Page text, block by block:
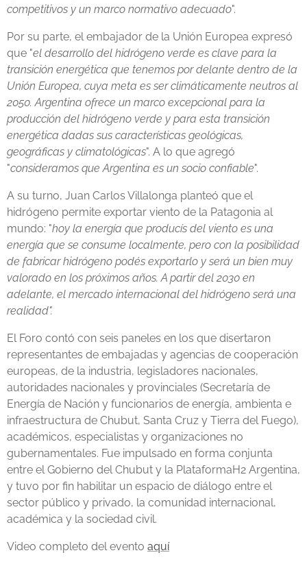
competitivos y un marco normativo adecuado".
Por su parte, el embajador de la Unión Europea expresó
que "el desarrollo del hidrógeno verde es clave para la
transición energética que tenemos por delante dentro de la
Unión Europea, cuya meta es ser climáticamente neutros al
2050. Argentina ofrece un marco excepcional para la
producción del hidrógeno verde y para esta transición
energética dadas sus características geológicas,
geográficas y climatológicas". A lo que agregó
"consideramos que Argentina es un socio confiable".
A su turno, Juan Carlos Villalonga planteó que el
hidrógeno permite exportar viento de la Patagonia al
mundo: "hoy la energía que producís del viento es una
energía que se consume localmente, pero con la posibilidad
de fabricar hidrógeno podés exportarlo y será un bien muy
valorado en los próximos años. A partir del 2030 en
adelante, el mercado internacional del hidrógeno será una
realidad".
El Foro contó con seis paneles en los que disertaron
representantes de embajadas y agencias de cooperación
europeas, de la industria, legisladores nacionales,
autoridades nacionales y provinciales (Secretaría de
Energía de Nación y funcionarios de energía, ambienta e
infraestructura de Chubut, Santa Cruz y Tierra del Fuego),
académicos, especialistas y organizaciones no
gubernamentales. Fue impulsado en forma conjunta
entre el Gobierno del Chubut y la PlataformaH2 Argentina,
y tuvo por fin habilitar un espacio de diálogo entre el
sector público y privado, la comunidad internacional,
académica y la sociedad civil.
Video completo del evento aquí